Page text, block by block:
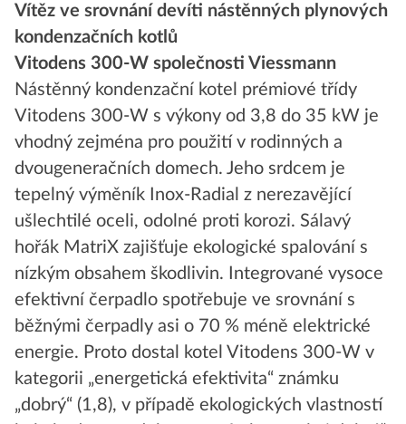
Vítěz ve srovnání devíti nástěnných plynových
kondenzačních kotlů
Vitodens 300-W společnosti Viessmann
Nástěnný kondenzační kotel prémiové třídy
Vitodens 300-W s výkony od 3,8 do 35 kW je
vhodný zejména pro použití v rodinných a
dvougeneračních domech. Jeho srdcem je
tepelný výměník Inox-Radial z nerezavějící
ušlechtilé oceli, odolné proti korozi. Sálavý
hořák MatriX zajišťuje ekologické spalování s
nízkým obsahem škodlivin. Integrované vysoce
efektivní čerpadlo spotřebuje ve srovnání s
běžnými čerpadly asi o 70 % méně elektrické
energie. Proto dostal kotel Vitodens 300-W v
kategorii „energetická efektivita“ známku
„dobrý“ (1,8), v případě ekologických vlastností